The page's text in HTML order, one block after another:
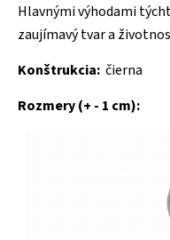
Hlavnými výhodami
zaujímavý tvar a
Konštrukcia: čierna
Rozmery (+ - 1 cm):